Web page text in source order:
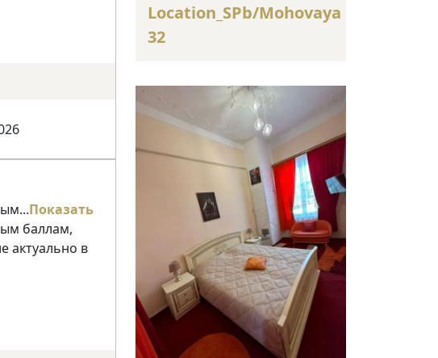
Показать
баллам,
актуально в
Location_SPb/Mohovaya
32